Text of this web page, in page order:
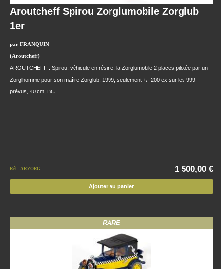
Aroutcheff Spirou Zorglumobile Zorglub
1er
par FRANQUIN
(Aroutcheff)
AROUTCHEFF : Spirou, véhicule en résine, la Zorglumobile 2 places pilotée par un
Zorglhomme pour son maître Zorglub, 1999, seulement +/- 200 ex sur les 999
prévus, 40 cm, BC.
Réf : ARZORG 1 500,00 €
Ajouter au panier
RARE